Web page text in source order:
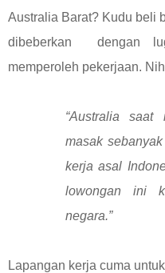
Australia Barat? Kudu beli
dibeberkan dengan
memperoleh pekerjaan.
“Australia
masak
kerja asal
lowongan ini
negara.”
Lapangan kerja cuma